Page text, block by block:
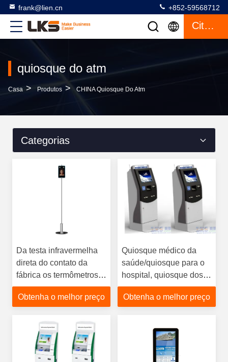
frank@lien.cn +852-59568712
Citações
quiosque do atm
Casa > Produtos > CHINA Quiosque Do Atm
Categorias
Da testa infravermelha
direta do contato da
fábrica os termômetros
infravermelhos digitais
não fixam o preço do PC
Obtenha o melhor preço
Quiosque médico da
saúde/quiosque para o
hospital, quiosque dos
cuidados médicos de
autosserviço por LKS
Obtenha o melhor preço